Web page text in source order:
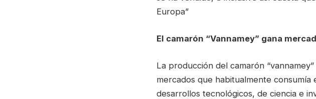
Europa”
El camarón “Vannamey” gana
La producción del camarón
mercados que habitualmente
desarrollos tecnológicos, de ciencia e